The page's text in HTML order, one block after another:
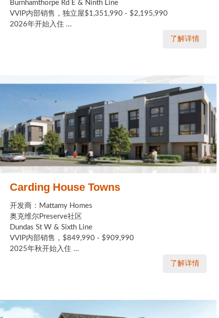
Burnhamthorpe Rd E & Ninth Line
VVIP内部销售，独立屋$1,351,990 - $2,195,990
2026年开始入住 ...
了解详情
Carding House Towns
开发商：Mattamy Homes
奥克维尔Preserve社区
Dundas St W & Sixth Line
VVIP内部销售，$849,990 - $909,990
2025年秋开始入住 ...
了解详情